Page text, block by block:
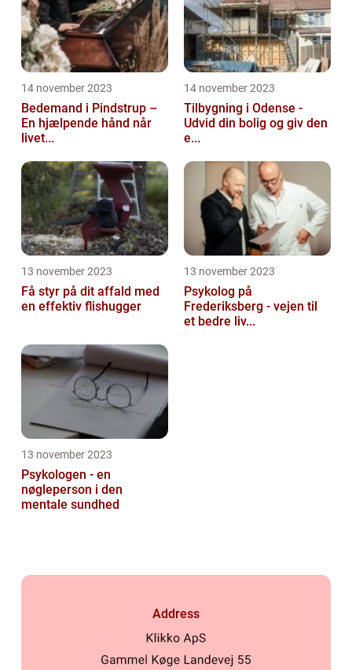
14 november 2023
Bedemand i Pindstrup –
En hjælpende hånd når
livet...
14 november 2023
Tilbygning i Odense -
Udvid din bolig og giv den
e...
13 november 2023
Få styr på dit affald med
en effektiv flishugger
13 november 2023
Psykolog på
Frederiksberg - vejen til
et bedre liv...
13 november 2023
Psykologen - en
nøgleperson i den
mentale sundhed
Address